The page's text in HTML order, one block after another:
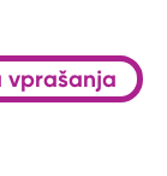
vprašanja